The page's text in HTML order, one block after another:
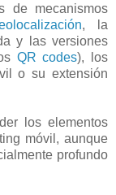
de mecanismos
, la
y las versiones
QR codes), los
o su extensión
los elementos
móvil, aunque
profundo